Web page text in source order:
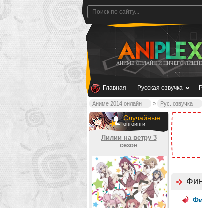
АНИМЕ ОНЛАЙН И НИЧЕГО
Главная Русская озвучка
Аниме 2014 онлайн » Рус. озвучка
Случайные
онгоинги
Лилии на ветру 3
сезон